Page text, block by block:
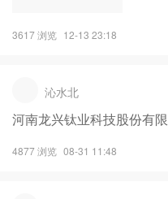
3617 浏览 12-13 23:18
沁水北
河南龙兴钛业科技股份有
4877 浏览 08-31 11:48